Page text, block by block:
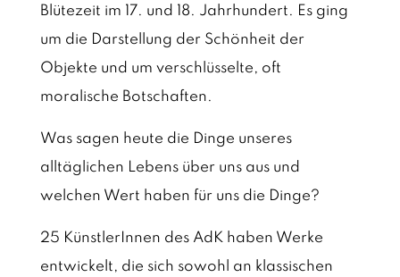
Blütezeit im 17. und 18. Jahrhundert. Es ging
um die Darstellung der Schönheit der
Objekte und um verschlüsselte, oft
moralische Botschaften.
Was sagen heute die Dinge unseres
alltäglichen Lebens über uns aus und
welchen Wert haben für uns die Dinge?
25 KünstlerInnen des AdK haben Werke
entwickelt, die sich sowohl an klassischen